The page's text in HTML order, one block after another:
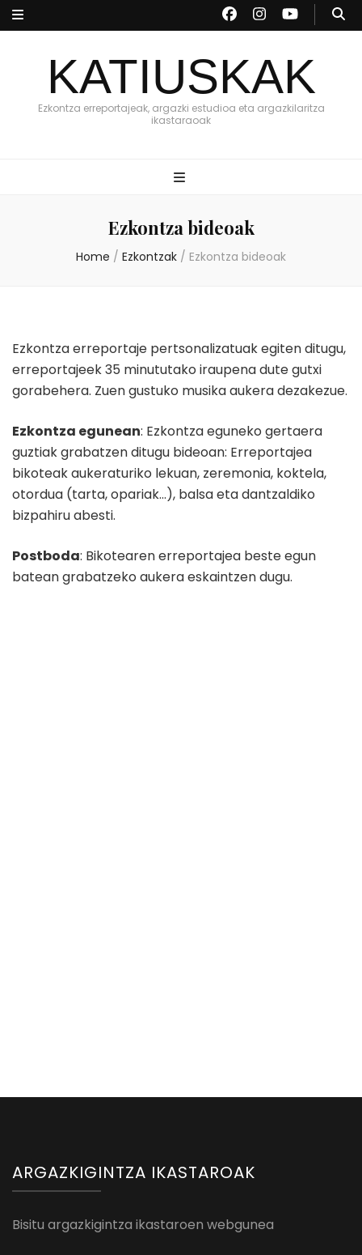
KATIUSKAK
Ezkontza erreportajeak, argazki estudioa eta argazkilaritza
ikastaraoak
Ezkontza bideoak
Home / Ezkontzak / Ezkontza bideoak
Ezkontza erreportaje pertsonalizatuak egiten ditugu,
erreportajeek 35 minututako iraupena dute gutxi
gorabehera. Zuen gustuko musika aukera dezakezue.
Ezkontza egunean: Ezkontza eguneko gertaera
guztiak grabatzen ditugu bideoan: Erreportajea
bikoteak aukeraturiko lekuan, zeremonia, koktela,
otordua (tarta, opariak…), balsa eta dantzaldiko
bizpahiru abesti.
Postboda: Bikotearen erreportajea beste egun
batean grabatzeko aukera eskaintzen dugu.
ARGAZKIGINTZA IKASTAROAK
Bisitu argazkigintza ikastaroen webgunea